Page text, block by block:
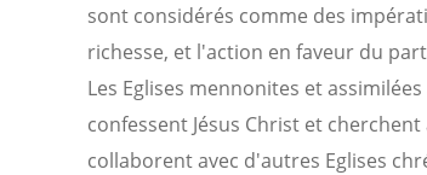
sont considérés comme des
richesse, et l'action en faveur du
Les Eglises mennonites et
confessent Jésus Christ et
collaborent avec d'autres Eglises